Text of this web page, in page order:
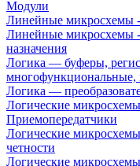
Модули
Линейные микросхемы
Линейные микросхемы
назначения
Логика — буферы,
Логика —
Логические
Приемопередатчики
Логические
четности
Логические